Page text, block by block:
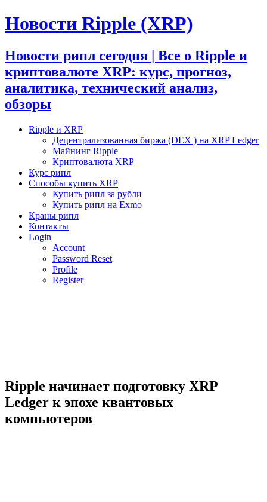
Новости Ripple (XRP)
Новости рипл сегодня | Все о Ripple и
криптовалюте XRP: курс, прогноз,
аналитика, технический анализ,
обзоры
Ripple и XRP
Децентрализованная биржа (DEX ) на XRP Ledger
Майнинг Ripple
Криптовалюта XRP
Курс рипл
Способы купить XRP
Купить рипл за рубли
Купить рипл на Exmo
Краны рипл
Контакты
Login
Account
Password Reset
Profile
Register
Ripple начинает подготовку XRP
Ledger к эпохе квантовых
компьютеров